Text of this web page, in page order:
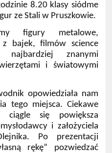
8.20 klasy siódme
ze Stali w Pruszkowie.
figury metalowe,
z bajek, filmów science
znanymi
i światowymi
opowiedziała nam
tego miejsca. Ciekawe
się powiększa
i założyciela
Po prezentacji
rękę” pozwiedzać